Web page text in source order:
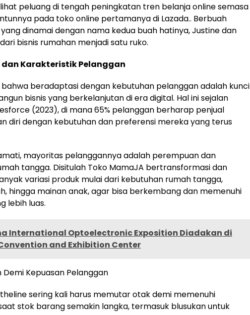
peluang di tengah peningkatan tren belanja online semasa
pada toko online pertamanya di Lazada.. Berbuah
dinamai dengan nama kedua buah hatinya, Justine dan
bisnis rumahan menjadi satu ruko.
Karakteristik Pelanggan
beradaptasi dengan kebutuhan pelanggan adalah kunci
bisnis yang berkelanjutan di era digital. Hal ini sejalan
(2023), di mana 65% pelanggan berharap penjual
diri dengan kebutuhan dan preferensi mereka yang terus
mayoritas pelanggannya adalah perempuan dan
tangga. Disitulah Toko MamaJA bertransformasi dan
variasi produk mulai dari kebutuhan rumah tangga,
hingga mainan anak, agar bisa berkembang dan memenuhi
lebih luas.
International Optoelectronic Exposition Diadakan di
and Exhibition Center
Demi Kepuasan Pelanggan
sering kali harus memutar otak demi memenuhi
stok barang semakin langka, termasuk blusukan untuk